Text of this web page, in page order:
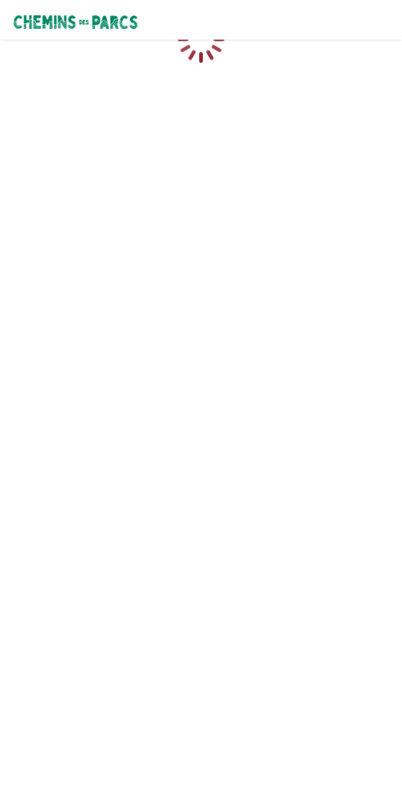
Chemins des Parcs
Loading